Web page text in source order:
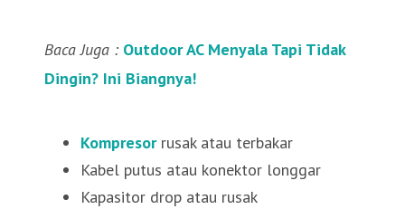
Baca Juga : Outdoor AC Menyala Tapi Tidak
Dingin? Ini Biangnya!
Kompresorrusak atau terbakar
Kabel putus atau konektor longgar
Kapasitor drop atau rusak